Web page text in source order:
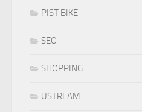
PIST BIKE
SEO
SHOPPING
USTREAM